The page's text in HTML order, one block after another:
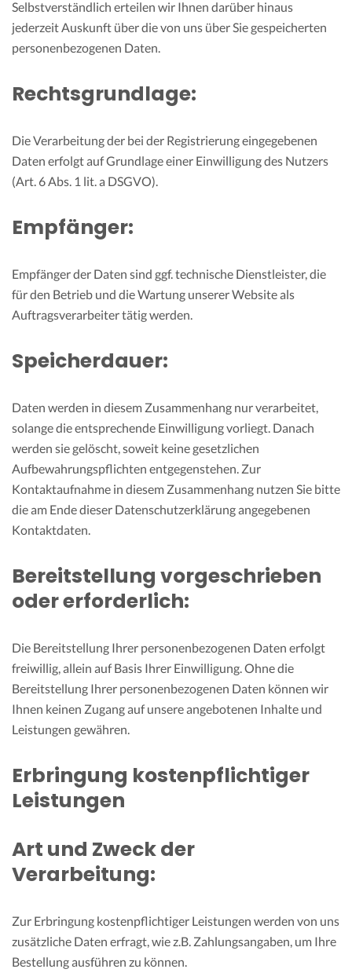
Selbstverständlich erteilen wir Ihnen darüber hinaus
jederzeit Auskunft über die von uns über Sie gespeicherten
personenbezogenen Daten.
Rechtsgrundlage:
Die Verarbeitung der bei der Registrierung eingegebenen
Daten erfolgt auf Grundlage einer Einwilligung des Nutzers
(Art. 6 Abs. 1 lit. a DSGVO).
Empfänger:
Empfänger der Daten sind ggf. technische Dienstleister, die
für den Betrieb und die Wartung unserer Website als
Auftragsverarbeiter tätig werden.
Speicherdauer:
Daten werden in diesem Zusammenhang nur verarbeitet,
solange die entsprechende Einwilligung vorliegt. Danach
werden sie gelöscht, soweit keine gesetzlichen
Aufbewahrungspflichten entgegenstehen. Zur
Kontaktaufnahme in diesem Zusammenhang nutzen Sie bitte
die am Ende dieser Datenschutzerklärung angegebenen
Kontaktdaten.
Bereitstellung vorgeschrieben
oder erforderlich:
Die Bereitstellung Ihrer personenbezogenen Daten erfolgt
freiwillig, allein auf Basis Ihrer Einwilligung. Ohne die
Bereitstellung Ihrer personenbezogenen Daten können wir
Ihnen keinen Zugang auf unsere angebotenen Inhalte und
Leistungen gewähren.
Erbringung kostenpflichtiger
Leistungen
Art und Zweck der
Verarbeitung:
Zur Erbringung kostenpflichtiger Leistungen werden von uns
zusätzliche Daten erfragt, wie z.B. Zahlungsangaben, um Ihre
Bestellung ausführen zu können.